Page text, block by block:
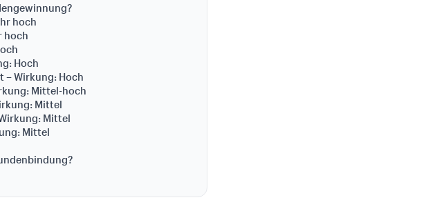
hoch
hoch
Hoch
– Wirkung: Hoch
Mittel-hoch
Mittel
Mittel
Mittel